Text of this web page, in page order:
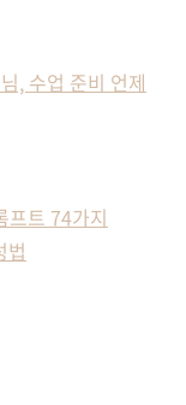
, 수업 준비 언제
프트 74가지
법